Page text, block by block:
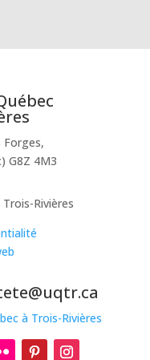
Forges,
G8Z 4M3
Rivières
à Trois-Rivières